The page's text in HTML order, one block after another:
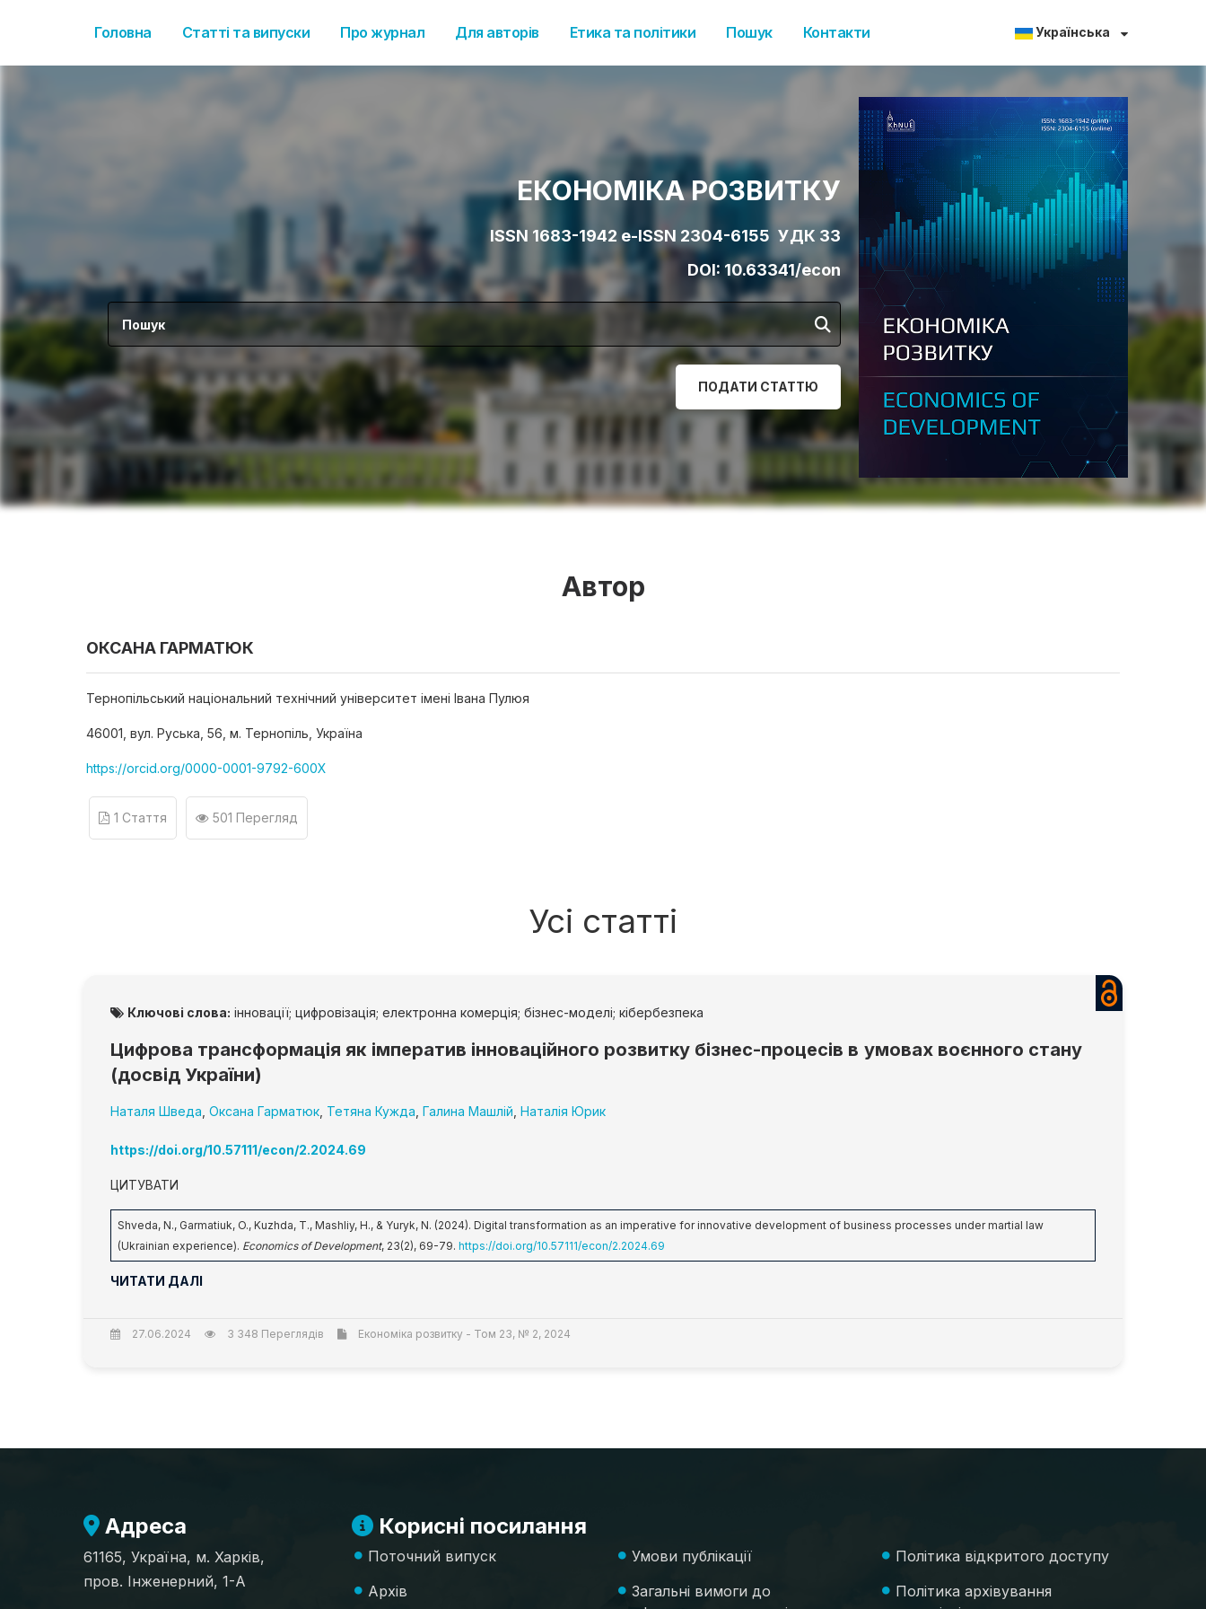
Головна Статті та випуски Про журнал Для авторів Етика та політики Пошук Контакти Українська
ЕКОНОМІКА РОЗВИТКУ
ISSN 1683-1942 e-ISSN 2304-6155 УДК 33
DOI: 10.63341/econ
ПОДАТИ СТАТТЮ
Автор
ОКСАНА ГАРМАТЮК
Тернопільський національний технічний університет імені Івана Пулюя
46001, вул. Руська, 56, м. Тернопіль, Україна
https://orcid.org/0000-0001-9792-600X
1 Стаття 501 Перегляд
Усі статті
Ключові слова: інновації; цифровізація; електронна комерція; бізнес-моделі; кібербезпека
Цифрова трансформація як імператив інноваційного розвитку бізнес-процесів в умовах воєнного стану
(досвід України)
Наталя Шведа Оксана Гарматюк Тетяна Кужда Галина Машлій Наталія Юрик
https://doi.org/10.57111/econ/2.2024.69
ЦИТУВАТИ
Shveda, N., Garmatiuk, O., Kuzhda, T., Mashliy, H., & Yuryk, N. (2024). Digital transformation as an imperative for innovative development of business processes under martial law
(Ukrainian experience). Economics of Development, 23(2), 69-79. https://doi.org/10.57111/econ/2.2024.69
ЧИТАТИ ДАЛІ
27.06.2024 3 348 Переглядів Економіка розвитку - Том 23, № 2, 2024
Адреса
61165, Україна, м. Харків,
пров. Інженерний, 1-А
Корисні посилання
Поточний випуск
Архів
Умови публікації
Загальні вимоги до
Політика відкритого доступу
Політика архівування